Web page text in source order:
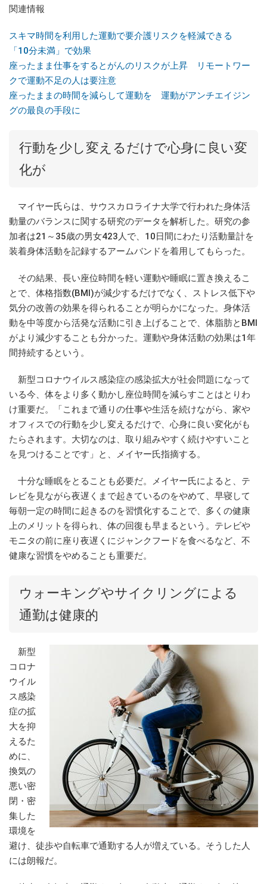
関連情報
スキマ時間を利用した運動で要介護リスクを軽減できる
「10分未満」で効果
座ったまま仕事をするとがんのリスクが上昇 リモートワー
クで運動不足の人は要注意
座ったままの時間を減らして運動を 運動がアンチエイジン
グの最良の手段に
行動を少し変えるだけで心身に良い変
化が
マイヤー氏らは、サウスカロライナ大学で行われた身体活
動量のバランスに関する研究のデータを解析した。研究の参
加者は21～35歳の男女423人で、10日間にわたり活動量計を
装着身体活動を記録するアームバンドを着用してもらった。
その結果、長い座位時間を軽い運動や睡眠に置き換えるこ
とで、体格指数(BMI)が減少するだけでなく、ストレス低下や
気分の改善の効果を得られることが明らかになった。身体活
動を中等度から活発な活動に引き上げることで、体脂肪とBMI
がより減少することも分かった。運動や身体活動の効果は1年
間持続するという。
新型コロナウイルス感染症の感染拡大が社会問題になって
いる今、体をより多く動かし座位時間を減らすことはとりわ
け重要だ。「これまで通りの仕事や生活を続けながら、家や
オフィスでの行動を少し変えるだけで、心身に良い変化がも
たらされます。大切なのは、取り組みやすく続けやすいこと
を見つけることです」と、メイヤー氏指摘する。
十分な睡眠をとることも必要だ。メイヤー氏によると、テ
レビを見ながら夜遅くまで起きているのをやめて、早寝して
毎朝一定の時間に起きるのを習慣化することで、多くの健康
上のメリットを得られ、体の回復も早まるという。テレビや
モニタの前に座り夜遅くにジャンクフードを食べるなど、不
健康な習慣をやめることも重要だ。
ウォーキングやサイクリングによる
通勤は健康的
新型
コロナ
ウイル
ス感染
症の拡
大を抑
えるた
めに、
換気の
悪い密
閉・密
集した
環境を
避け、徒歩や自転車で通勤する人が増えている。そうした人
には朗報だ。